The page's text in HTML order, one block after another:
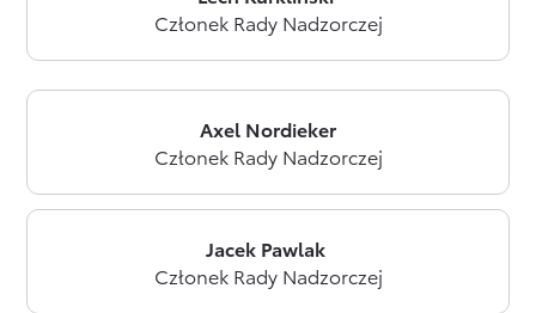
Członek Rady Nadzorczej
Axel Nordieker
Członek Rady Nadzorczej
Jacek Pawlak
Członek Rady Nadzorczej